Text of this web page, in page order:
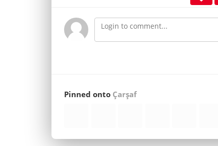
Pinned onto Çarşaf